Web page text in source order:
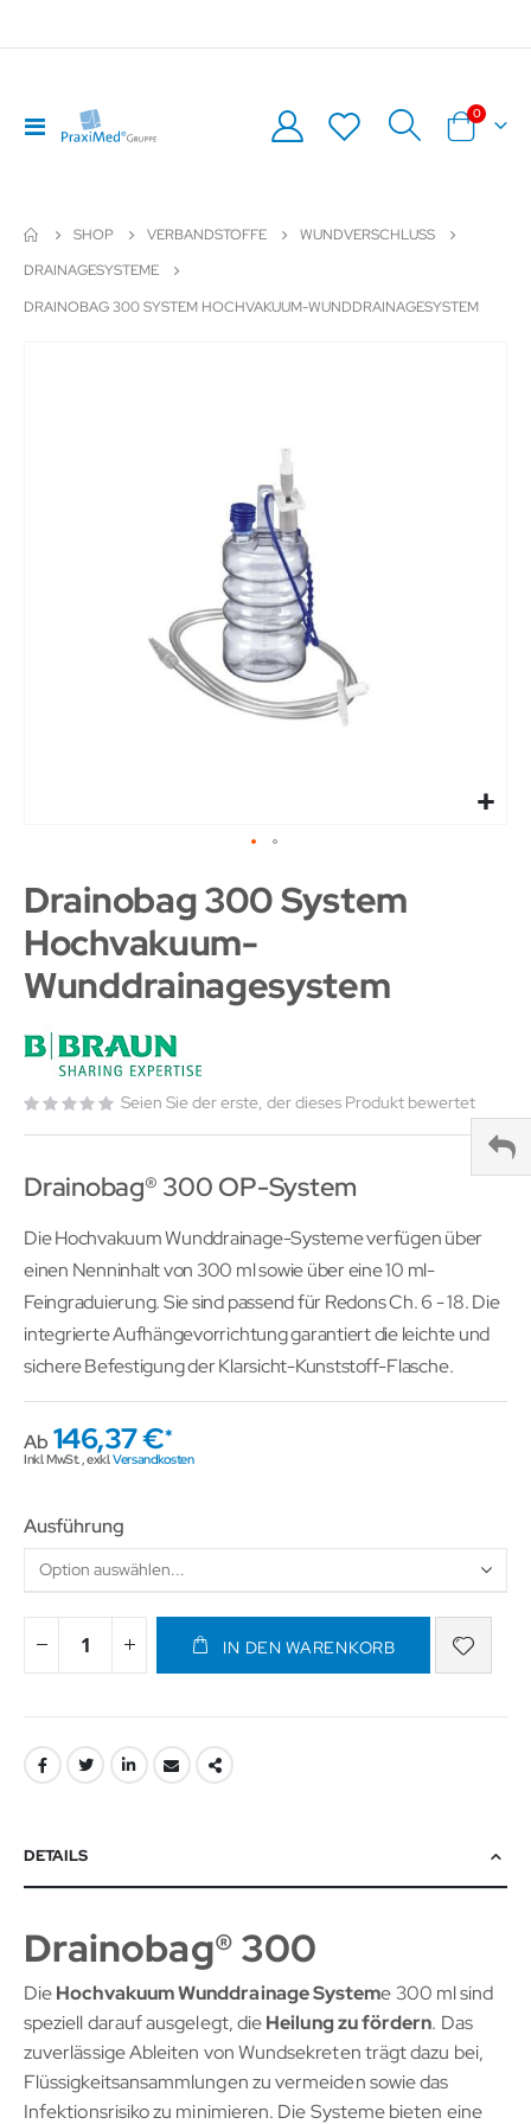
Navigation
umschalten
Warenkorb
0Artikel
SHOP VERBANDSTOFFE
WUNDVERSCHLUSS
DRAINAGESYSTEME
DRAINOBAG 300 SYSTEM HOCHVAKUUM-WUNDDRAINAGESYSTEM
Drainobag 300 System
Hochvakuum-
Wunddrainagesystem
Seien Sie der erste, der dieses Produkt bewertet
Drainobag® 300 OP-System
Die Hochvakuum Wunddrainage-Systeme verfügen über
einen Nenninhalt von 300 ml sowie über eine 10 ml-
Feingraduierung. Sie sind passend für Redons Ch. 6 - 18. Die
integrierte Aufhängevorrichtung garantiert die leichte und
sichere Befestigung der Klarsicht-Kunststoff-Flasche.
Ab 146,37 €
Inkl. MwSt.,exkl.Versandkosten
Ausführung
IN DEN WARENKORB
DETAILS
Drainobag® 300
DieHochvakuum Wunddrainage Systeme 300 ml sind
speziell darauf ausgelegt, dieHeilungzu fördern. Das
zuverlässige Ableiten von Wundsekreten trägt dazu bei,
Flüssigkeitsansammlungen zu vermeiden sowie das
Infektionsrisiko zu minimieren. Die Systeme bieten eine